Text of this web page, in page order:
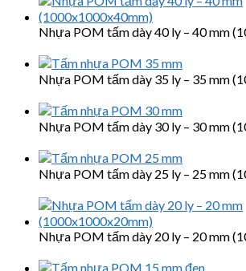
Nhựa POM tấm dày 40 ly – 40 mm
Nhựa POM tấm dày 35 ly – 35 mm
Nhựa POM tấm dày 30 ly – 30 mm
Nhựa POM tấm dày 25 ly – 25 mm
Nhựa POM tấm dày 20 ly – 20 mm